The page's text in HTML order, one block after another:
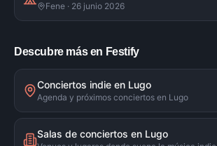
Fene · 26 junio 2026
Descubre más en Festify
Conciertos indie en Lugo
Agenda y próximos conciertos en Lugo
Salas de conciertos en Lugo